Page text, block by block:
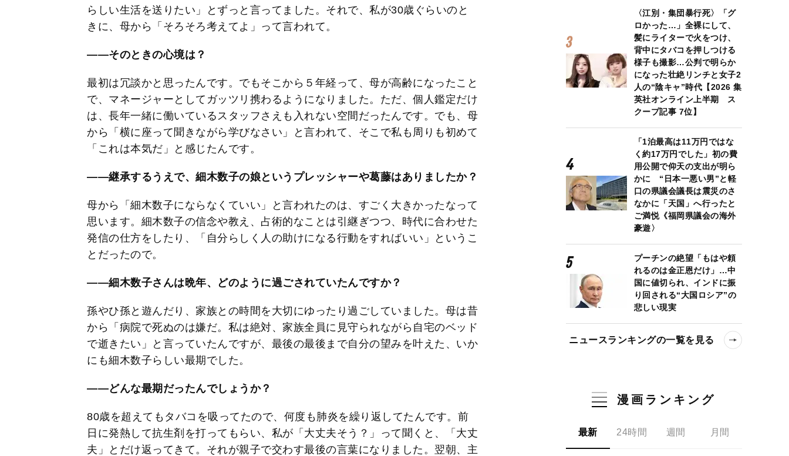
らしい生活を送りたい」とずっと言ってました。それで、私が30歳ぐらいのと
きに、母から「そろそろ考えてよ」って言われて。
――そのときの心境は？
最初は冗談かと思ったんです。でもそこから５年経って、母が高齢になったこと
で、マネージャーとしてガッツリ携わるようになりました。ただ、個人鑑定だけ
は、長年一緒に働いているスタッフさえも入れない空間だったんです。でも、母
から「横に座って聞きながら学びなさい」と言われて、そこで私も周りも初めて
「これは本気だ」と感じたんです。
――継承するうえで、細木数子の娘というプレッシャーや葛藤はありましたか？
母から「細木数子にならなくていい」と言われたのは、すごく大きかったなって
思います。細木数子の信念や教え、占術的なことは引継ぎつつ、時代に合わせた
発信の仕方をしたり、「自分らしく人の助けになる行動をすればいい」というこ
とだったので。
――細木数子さんは晩年、どのように過ごされていたんですか？
孫やひ孫と遊んだり、家族との時間を大切にゆったり過ごしていました。母は昔
から「病院で死ぬのは嫌だ。私は絶対、家族全員に見守られながら自宅のベッド
で逝きたい」と言っていたんですが、最後の最後まで自分の望みを叶えた、いか
にも細木数子らしい最期でした。
――どんな最期だったんでしょうか？
80歳を超えてもタバコを吸ってたので、何度も肺炎を繰り返してたんです。前
日に発熱して抗生剤を打ってもらい、私が「大丈夫そう？」って聞くと、「大丈
夫」とだけ返ってきて。それが親子で交わす最後の言葉になりました。翌朝、主
〈江別・集団暴行死〉「グ
ロかった…」全裸にして、
髪にライターで火をつけ、
背中にタバコを押しつける
様子も撮影…公判で明らか
になった壮絶リンチと女子2
人の“陰キャ”時代【2026 集
英社オンライン上半期 ス
クープ記事 7位】
「1泊最高は11万円ではな
く約17万円でした」初の費
用公開で仰天の支出が明ら
かに “日本一悪い男”と軽
口の県議会議長は震災のさ
なかに「天国」へ行ったと
ご満悦《福岡県議会の海外
豪遊〉
プーチンの絶望「もはや頼
れるのは金正恩だけ」…中
国に値切られ、インドに振
り回される“大国ロシア”の
悲しい現実
ニュースランキングの一覧を見る
漫画ランキング
最新 24時間 週間 月間